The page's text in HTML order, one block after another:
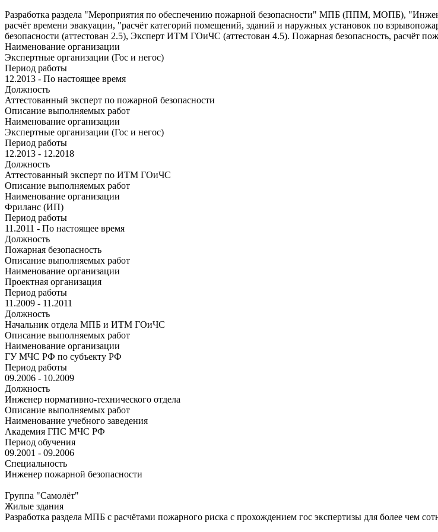
Разработка раздела "Мероприятия по обеспечению пожарной безопасности" МПБ (ППМ, МОПБ),
расчёт времени эвакуации, "расчёт категорий помещений, зданий и наружных установок по
безопасности (аттестован 2.5), Эксперт ИТМ ГОиЧС (аттестован 4.5). Пожарная безопасность, расчёт
Наименование организации
Экспертные организации (Гос и негос)
Период работы
12.2013 - По настоящее время
Должность
Аттестованный эксперт по пожарной безопасности
Описание выполняемых работ
Наименование организации
Экспертные организации (Гос и негос)
Период работы
12.2013 - 12.2018
Должность
Аттестованный эксперт по ИТМ ГОиЧС
Описание выполняемых работ
Наименование организации
Фриланс (ИП)
Период работы
11.2011 - По настоящее время
Должность
Пожарная безопасность
Описание выполняемых работ
Наименование организации
Проектная организация
Период работы
11.2009 - 11.2011
Должность
Начальник отдела МПБ и ИТМ ГОиЧС
Описание выполняемых работ
Наименование организации
ГУ МЧС РФ по субъекту РФ
Период работы
09.2006 - 10.2009
Должность
Инженер нормативно-технического отдела
Описание выполняемых работ
Наименование учебного заведения
Академия ГПС МЧС РФ
Период обучения
09.2001 - 09.2006
Специальность
Инженер пожарной безопасности
Группа "Самолёт"
Жилые здания
Разработка раздела МПБ с расчётами пожарного риска с прохождением гос экспертизы для более чем